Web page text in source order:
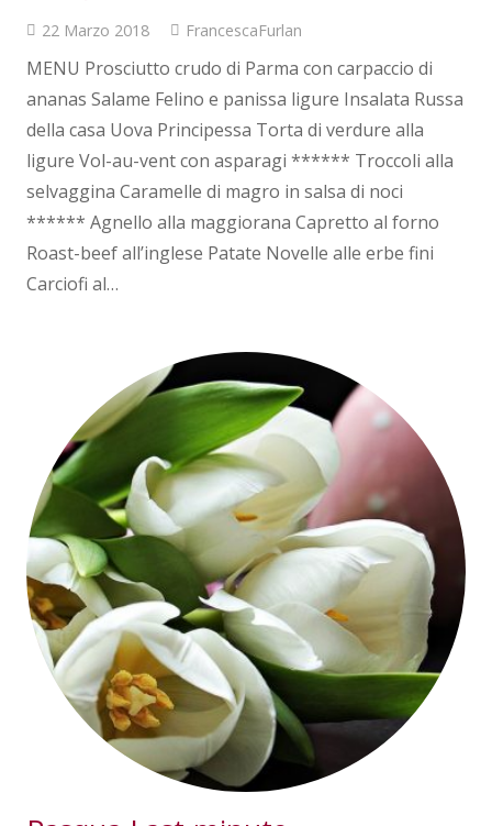
22 Marzo 2018 FrancescaFurlan
MENU Prosciutto crudo di Parma con carpaccio di
ananas Salame Felino e panissa ligure Insalata Russa
della casa Uova Principessa Torta di verdure alla
ligure Vol-au-vent con asparagi ****** Troccoli alla
selvaggina Caramelle di magro in salsa di noci
****** Agnello alla maggiorana Capretto al forno
Roast-beef all’inglese Patate Novelle alle erbe fini
Carciofi al…